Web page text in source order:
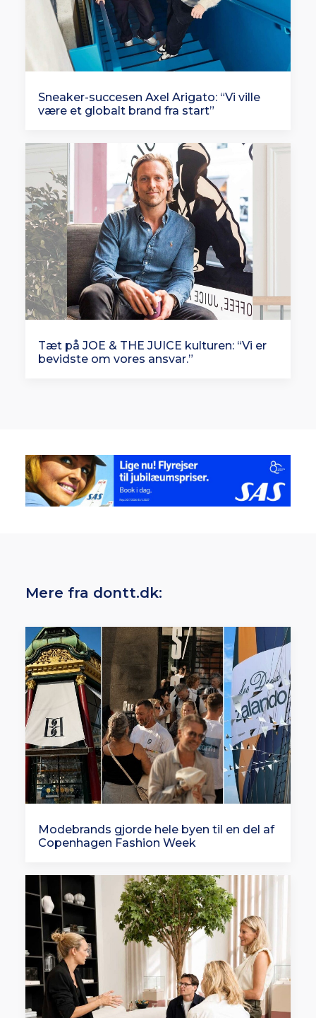
Sneaker-succesen Axel Arigato: “Vi ville
være et globalt brand fra start”
Tæt på JOE & THE JUICE kulturen: “Vi er
bevidste om vores ansvar.”
Mere fra dontt.dk:
Modebrands gjorde hele byen til en del af
Copenhagen Fashion Week